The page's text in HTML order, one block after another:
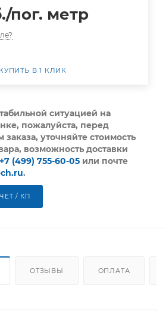
/пог. метр
КУПИТЬ В 1 КЛИК
ситуацией на
пожалуйста, перед
уточняйте стоимость
возможность доставки
+7 (499) 755-60-05 или почте
.
/ КП
ОТЗЫВЫ ОПЛАТА